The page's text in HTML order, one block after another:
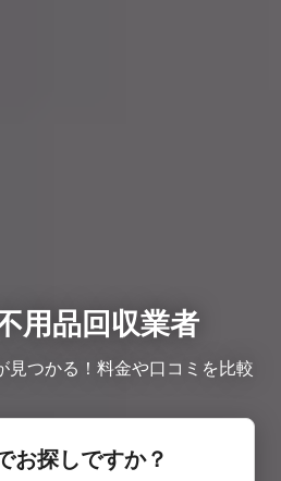
用品回収業者
見つかる！料金や口コミを比較
お探しですか？